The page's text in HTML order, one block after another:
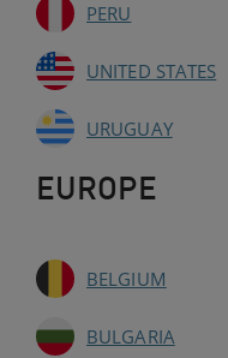
PERU
UNITED STATES
URUGUAY
EUROPE
BELGIUM
BULGARIA